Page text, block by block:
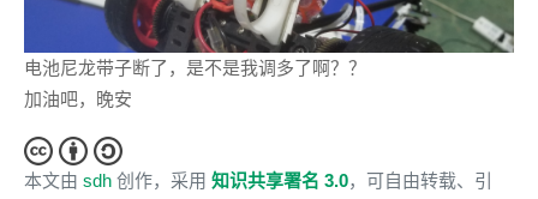
电池尼龙带子断了，是不是我调多了啊？？
加油吧，晚安
本文由 sdh 创作，采用 知识共享署名 3.0，可自由转载、引